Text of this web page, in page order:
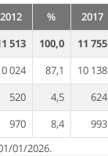
2012 % 2017
513 100,0 11 755
024 87,1 10 138
520 4,5 624
970 8,4 993
01/2026.